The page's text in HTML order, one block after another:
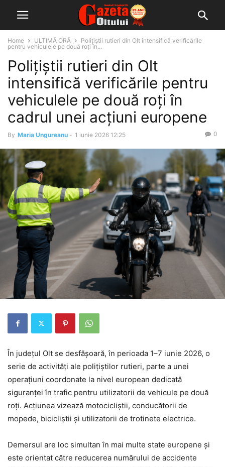
Home ULTIMĂ ORĂ
Polițiștii rutieri din Olt intensifică verificările
pentru vehiculele pe două roți în...
Polițiștii rutieri din Olt
intensifică verificările pentru
vehiculele pe două roți în
cadrul unei acțiuni europene
By Maria Ungureanu - 1 iunie 2026 12:25 0
În județul Olt se desfășoară, în perioada 1–7 iunie 2026, o
serie de activități ale polițiștilor rutieri, parte a unei
operațiuni coordonate la nivel european dedicată
siguranței în trafic pentru utilizatorii de vehicule pe două
roți. Acțiunea vizează motocicliștii, conducătorii de
mopede, bicicliștii și utilizatorii de trotinete electrice.
Demersul are loc simultan în mai multe state europene și
este orientat către reducerea numărului de accidente